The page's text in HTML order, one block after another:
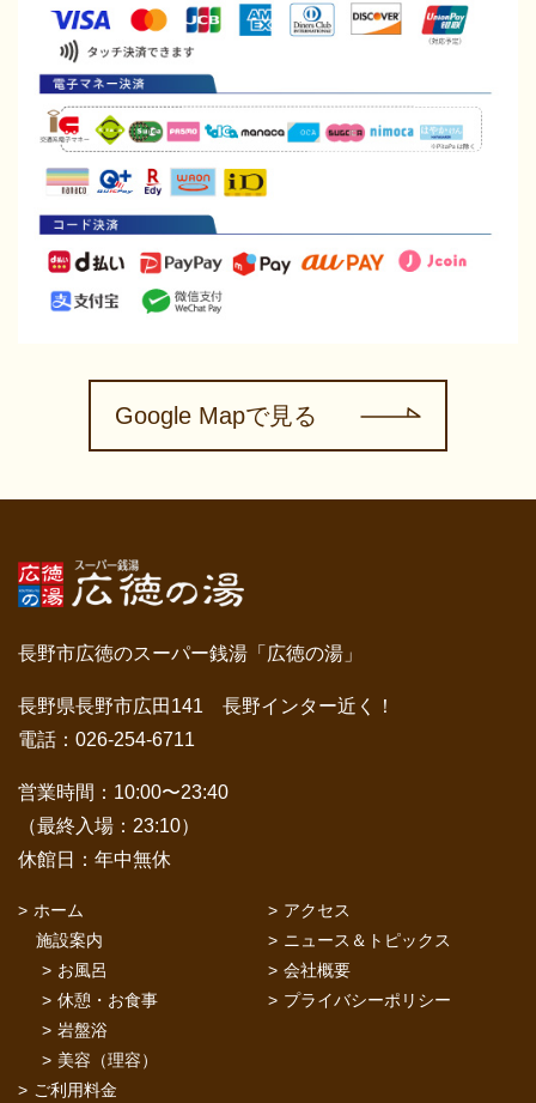
Google Mapで見る
長野市広徳のスーパー銭湯「広徳の湯」
長野県長野市広田141 長野インター近く！
電話：026-254-6711
営業時間：10:00〜23:40
（最終入場：23:10）
休館日：年中無休
ホーム
施設案内
お風呂
休憩・お食事
岩盤浴
美容（理容）
ご利用料金
アクセス
ニュース＆トピックス
会社概要
プライバシーポリシー